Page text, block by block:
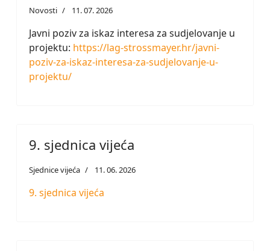
Novosti 11. 07. 2026
Javni poziv za iskaz interesa za sudjelovanje u
projektu: https://lag-strossmayer.hr/javni-
poziv-za-iskaz-interesa-za-sudjelovanje-u-
projektu/
9. sjednica vijeća
Sjednice vijeća 11. 06. 2026
9. sjednica vijeća